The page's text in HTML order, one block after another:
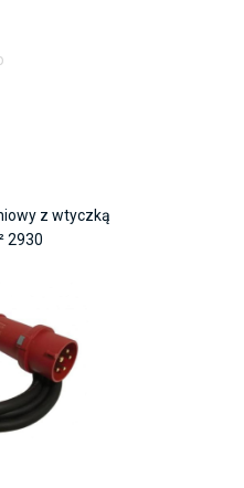
z wtyczką
2930